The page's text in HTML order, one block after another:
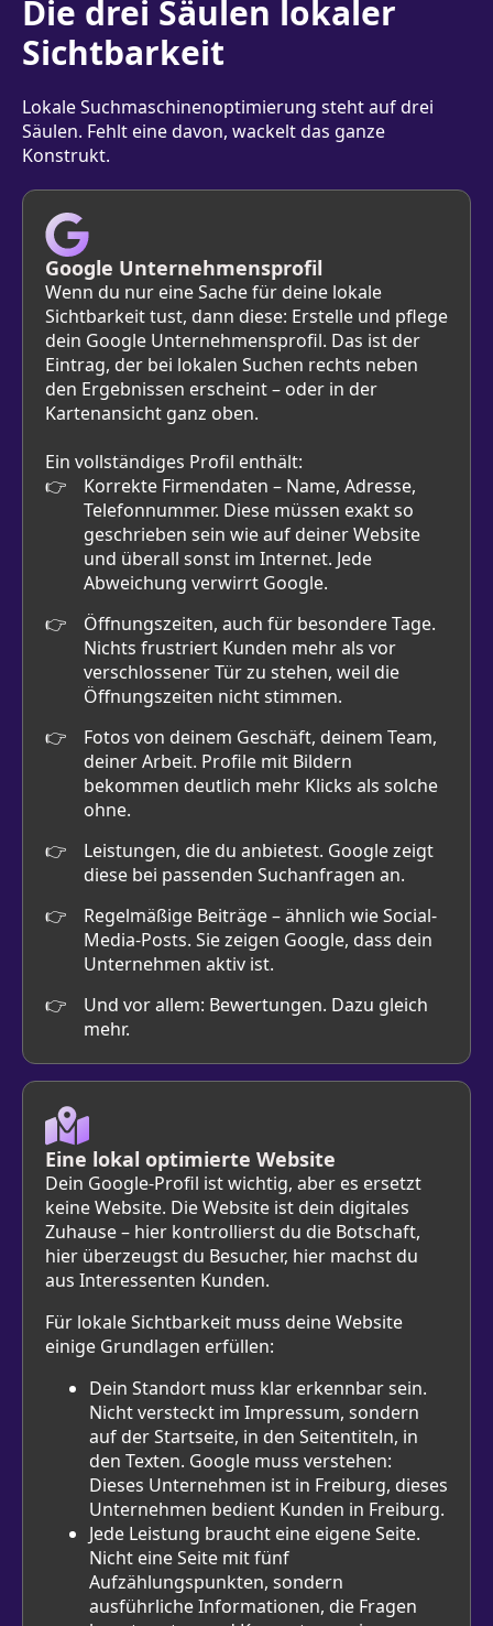
Die drei Säulen lokaler
Sichtbarkeit
Lokale Suchmaschinenoptimierung steht auf drei
Säulen. Fehlt eine davon, wackelt das ganze
Konstrukt.
Google Unternehmensprofil
Wenn du nur eine Sache für deine lokale
Sichtbarkeit tust, dann diese: Erstelle und pflege
dein Google Unternehmensprofil. Das ist der
Eintrag, der bei lokalen Suchen rechts neben
den Ergebnissen erscheint – oder in der
Kartenansicht ganz oben.
Ein vollständiges Profil enthält:
Korrekte Firmendaten – Name, Adresse,
Telefonnummer. Diese müssen exakt so
geschrieben sein wie auf deiner Website
und überall sonst im Internet. Jede
Abweichung verwirrt Google.
Öffnungszeiten, auch für besondere Tage.
Nichts frustriert Kunden mehr als vor
verschlossener Tür zu stehen, weil die
Öffnungszeiten nicht stimmen.
Fotos von deinem Geschäft, deinem Team,
deiner Arbeit. Profile mit Bildern
bekommen deutlich mehr Klicks als solche
ohne.
Leistungen, die du anbietest. Google zeigt
diese bei passenden Suchanfragen an.
Regelmäßige Beiträge – ähnlich wie Social-
Media-Posts. Sie zeigen Google, dass dein
Unternehmen aktiv ist.
Und vor allem: Bewertungen. Dazu gleich
mehr.
Eine lokal optimierte Website
Dein Google-Profil ist wichtig, aber es ersetzt
keine Website. Die Website ist dein digitales
Zuhause – hier kontrollierst du die Botschaft,
hier überzeugst du Besucher, hier machst du
aus Interessenten Kunden.
Für lokale Sichtbarkeit muss deine Website
einige Grundlagen erfüllen:
Dein Standort muss klar erkennbar sein.
Nicht versteckt im Impressum, sondern
auf der Startseite, in den Seitentiteln, in
den Texten. Google muss verstehen:
Dieses Unternehmen ist in Freiburg, dieses
Unternehmen bedient Kunden in Freiburg.
Jede Leistung braucht eine eigene Seite.
Nicht eine Seite mit fünf
Aufzählungspunkten, sondern
ausführliche Informationen, die Fragen